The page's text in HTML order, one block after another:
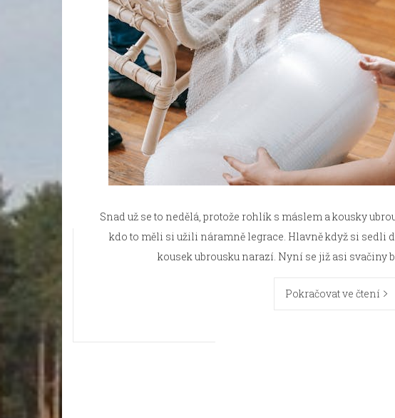
Snad už se to nedělá, protože rohlík s máslem a kousky
kdo to měli si užili náramně legrace. Hlavně když si sedli
kousek ubrousku narazí. Nyní se již asi svačiny
Pokračovat ve čtení